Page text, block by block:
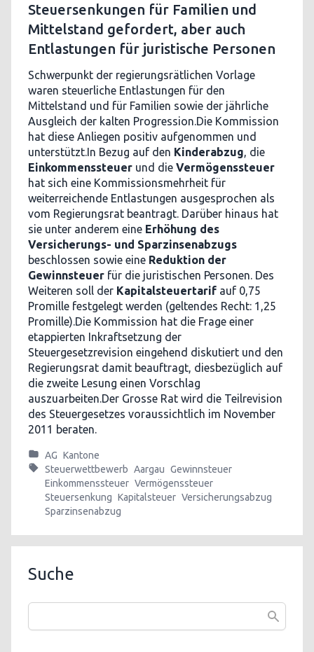
Steuersenkungen für Familien und
Mittelstand gefordert, aber auch
Entlastungen für juristische Personen
Schwerpunkt der regierungsrätlichen Vorlage
waren steuerliche Entlastungen für den
Mittelstand und für Familien sowie der jährliche
Ausgleich der kalten Progression.Die Kommission
hat diese Anliegen positiv aufgenommen und
unterstützt.In Bezug auf den Kinderabzug, die
Einkommenssteuer und die Vermögenssteuer
hat sich eine Kommissionsmehrheit für
weiterreichende Entlastungen ausgesprochen als
vom Regierungsrat beantragt. Darüber hinaus hat
sie unter anderem eine Erhöhung des
Versicherungs- und Sparzinsenabzugs
beschlossen sowie eine Reduktion der
Gewinnsteuer für die juristischen Personen. Des
Weiteren soll der Kapitalsteuertarif auf 0,75
Promille festgelegt werden (geltendes Recht: 1,25
Promille).Die Kommission hat die Frage einer
etappierten Inkraftsetzung der
Steuergesetzrevision eingehend diskutiert und den
Regierungsrat damit beauftragt, diesbezüglich auf
die zweite Lesung einen Vorschlag
auszuarbeiten.Der Grosse Rat wird die Teilrevision
des Steuergesetzes voraussichtlich im November
2011 beraten.
AG Kantone
Steuerwettbewerb Aargau Gewinnsteuer
Einkommenssteuer Vermögenssteuer
Steuersenkung Kapitalsteuer Versicherungsabzug
Sparzinsenabzug
Suche